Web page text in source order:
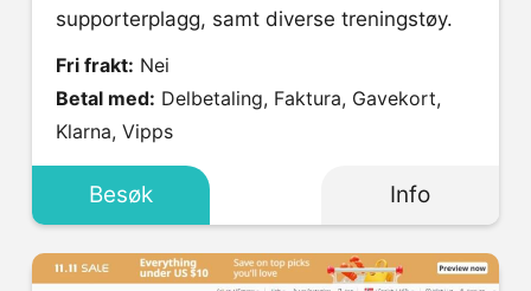
supporterplagg, samt diverse treningstøy.
Fri frakt: Nei
Betal med:
Klarna, Vipps
Besøk Info